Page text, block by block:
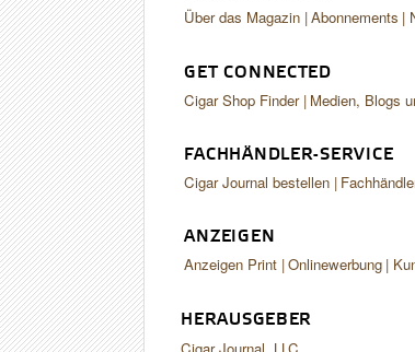
Über das Magazin Abonnements
GET CONNECTED
Cigar Shop Finder Medien, Blogs
FACHHÄNDLER-SERVICE
Cigar Journal bestellen
ANZEIGEN
Anzeigen Print Onlinewerbung
HERAUSGEBER